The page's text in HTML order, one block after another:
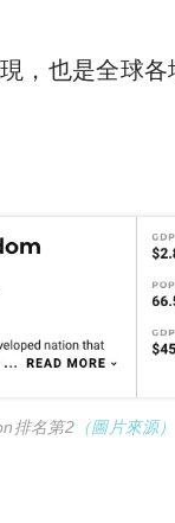
，也是全球
排名第2（圖片來源）